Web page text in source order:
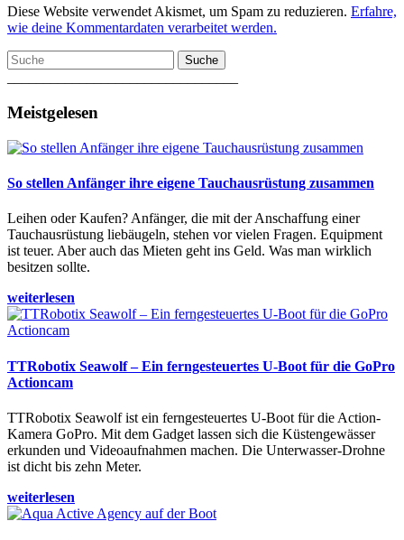
Diese Website verwendet Akismet, um Spam zu reduzieren. Erfahre,
wie deine Kommentardaten verarbeitet werden.
Suche
Meistgelesen
So stellen Anfänger ihre eigene Tauchausrüstung zusammen
Leihen oder Kaufen? Anfänger, die mit der Anschaffung einer
Tauchausrüstung liebäugeln, stehen vor vielen Fragen. Equipment
ist teuer. Aber auch das Mieten geht ins Geld. Was man wirklich
besitzen sollte.
weiterlesen
TTRobotix Seawolf – Ein ferngesteuertes U-Boot für die GoPro
Actioncam
TTRobotix Seawolf ist ein ferngesteuertes U-Boot für die Action-
Kamera GoPro. Mit dem Gadget lassen sich die Küstengewässer
erkunden und Videoaufnahmen machen. Die Unterwasser-Drohne
ist dicht bis zehn Meter.
weiterlesen